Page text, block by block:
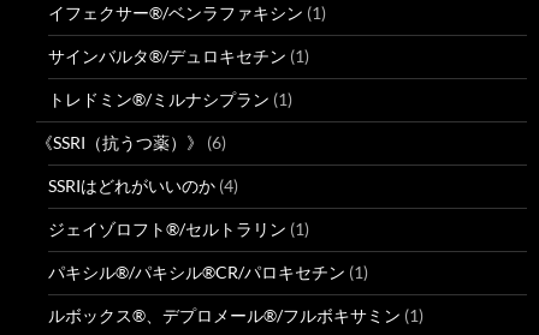
イフェクサー®/ベンラファキシン (1)
サインバルタ®/デュロキセチン (1)
トレドミン®/ミルナシプラン (1)
《SSRI（抗うつ薬）》 (6)
SSRIはどれがいいのか (4)
ジェイゾロフト®/セルトラリン (1)
パキシル®/パキシル®CR/パロキセチン (1)
ルボックス®、デプロメール®/フルボキサミン (1)